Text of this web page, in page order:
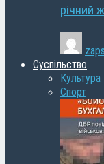
річний
Суспільство
Культура
Спорт